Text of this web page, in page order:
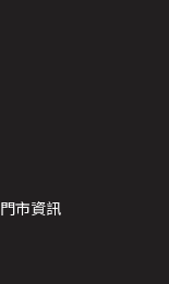
門市資訊